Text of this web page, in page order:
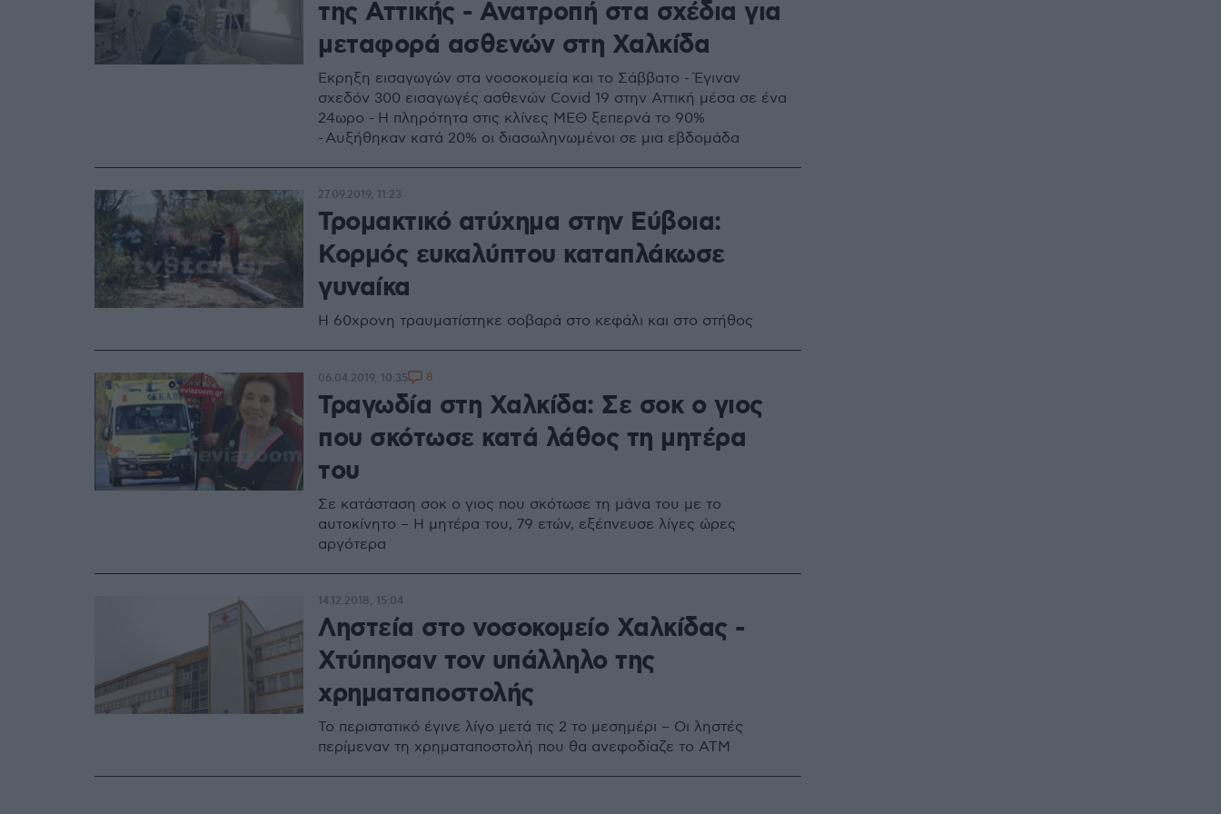
της Αττικής - Ανατροπή στα σχέδια για
μεταφορά ασθενών στη Χαλκίδα
Έκρηξη εισαγωγών στα νοσοκομεία και το Σάββατο - Έγιναν
σχεδόν 300 εισαγωγές ασθενών Covid 19 στην Αττική μέσα σε ένα
24ωρο - Η πληρότητα στις κλίνες ΜΕΘ ξεπερνά το 90%
- Αυξήθηκαν κατά 20% οι διασωληνωμένοι σε μια εβδομάδα
Τρομακτικό ατύχημα στην Εύβοια:
Κορμός ευκαλύπτου καταπλάκωσε
γυναίκα
Η 60χρονη τραυματίστηκε σοβαρά στο κεφάλι και στο στήθος
27.09.2019, 11:23
Τραγωδία στη Χαλκίδα: Σε σοκ ο γιος
που σκότωσε κατά λάθος τη μητέρα
του
Σε κατάσταση σοκ ο γιος που σκότωσε τη μάνα του με το
αυτοκίνητο – Η μητέρα του, 79 ετών, εξέπνευσε λίγες ώρες
αργότερα
06.04.2019, 10:35 8
Ληστεία στο νοσοκομείο Χαλκίδας -
Χτύπησαν τον υπάλληλο της
χρηματαποστολής
Το περιστατικό έγινε λίγο μετά τις 2 το μεσημέρι – Οι ληστές
περίμεναν τη χρηματαποστολή που θα ανεφοδίαζε το ΑΤΜ
14.12.2018, 15:04